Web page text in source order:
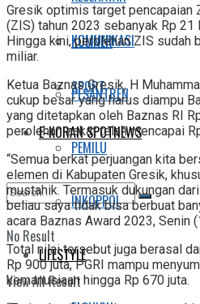
KULINER
SPORT
E-KORAN SPOTNEWS
No Result
View All Result
KOMUNIKASI
PESANTREN
PEMILU
INKOPPOL
LIFESTYLE
Gresik optimis target pencapaian
(ZIS) tahun 2023 sebanyak Rp 21
Hingga kini, perolehan ZIS sudah
miliar.
Ketua Baznas Gresik, H
cukup besar yang harus diampu
yang ditetapkan oleh Baznas RI
perolehan zakat telah mencapai
“Semua berkat perjuangan kita
elemen di Kabupaten Gresik,
mustahik. Termasuk dukungan
beliau saya tidak bisa berbuat
acara Baznas Award 2023, Senin
Total nilai tersebut juga berasal
Rp 900 juta, PGRI mampu
kemanusiaan hingga Rp 670 juta.